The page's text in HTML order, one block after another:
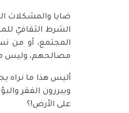
ضايا والمشكلات
الشرط الثقافيّ
المجتمع، أو من
مصالحهم، وليس
أليس هذا ما نراه
ويبررون الفقر
على الأرض!؟